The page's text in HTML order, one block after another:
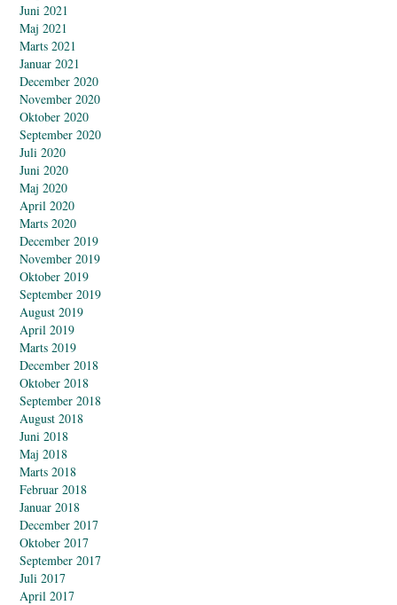
Juni 2021
Maj 2021
Marts 2021
Januar 2021
December 2020
November 2020
Oktober 2020
September 2020
Juli 2020
Juni 2020
Maj 2020
April 2020
Marts 2020
December 2019
November 2019
Oktober 2019
September 2019
August 2019
April 2019
Marts 2019
December 2018
Oktober 2018
September 2018
August 2018
Juni 2018
Maj 2018
Marts 2018
Februar 2018
Januar 2018
December 2017
Oktober 2017
September 2017
Juli 2017
April 2017